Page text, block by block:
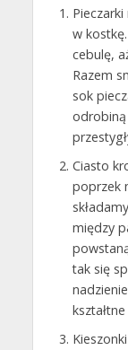
w
cebulę,
Razem
sok
Ciasto
poprzek
między
tak się